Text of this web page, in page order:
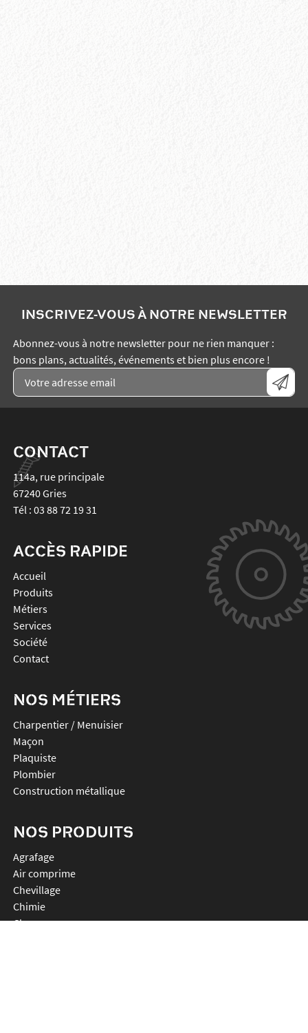
INSCRIVEZ-VOUS À NOTRE NEWSLETTER
Abonnez-vous à notre newsletter pour ne rien manquer :
bons plans, actualités, événements et bien plus encore !
CONTACT
114a, rue principale
67240Gries
Tél : 03 88 72 19 31
ACCÈS RAPIDE
Accueil
Produits
Métiers
Services
Société
Contact
NOS MÉTIERS
Charpentier / Menuisier
Maçon
Plaquiste
Plombier
Construction métallique
NOS PRODUITS
agrafage
air comprime
chevillage
chimie
clouage